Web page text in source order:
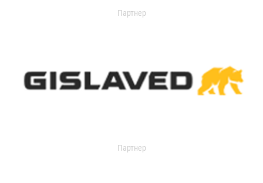
Партнер
Партнер